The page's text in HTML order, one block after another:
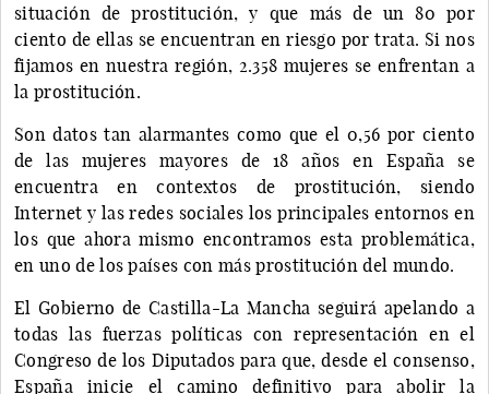
situación de prostitución, y que más de un 80 por
ciento de ellas se encuentran en riesgo por trata. Si nos
fijamos en nuestra región, 2.358 mujeres se enfrentan a
la prostitución.
Son datos tan alarmantes como que el 0,56 por ciento
de las mujeres mayores de 18 años en España se
encuentra en contextos de prostitución, siendo
Internet y las redes sociales los principales entornos en
los que ahora mismo encontramos esta problemática,
en uno de los países con más prostitución del mundo.
El Gobierno de Castilla-La Mancha seguirá apelando a
todas las fuerzas políticas con representación en el
Congreso de los Diputados para que, desde el consenso,
España inicie el camino definitivo para abolir la